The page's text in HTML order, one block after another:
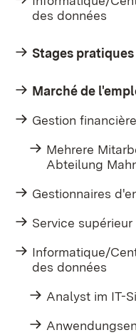
des données
Stages
Marché de
Gestion
Mehrere
Abteilung
Gestionnaires
Service supérieur
Informatique/
des données
Analyst im IT-